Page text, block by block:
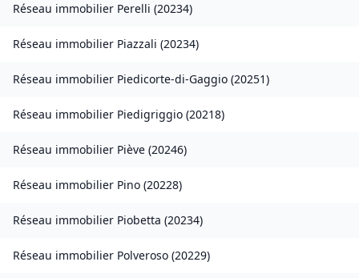
Réseau immobilier Perelli (20234)
Réseau immobilier Piazzali (20234)
Réseau immobilier Piedicorte-di-Gaggio (20251)
Réseau immobilier Piedigriggio (20218)
Réseau immobilier Piève (20246)
Réseau immobilier Pino (20228)
Réseau immobilier Piobetta (20234)
Réseau immobilier Polveroso (20229)